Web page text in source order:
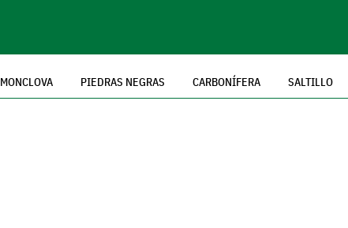
MONCLOVA PIEDRAS NEGRAS CARBONÍFERA SALTILLO